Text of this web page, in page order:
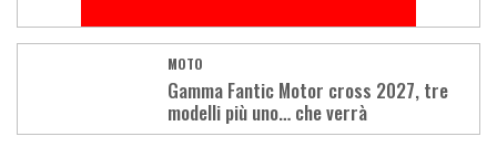
MOTO
Gamma Fantic Motor cross 2027, tre
modelli più uno… che verrà